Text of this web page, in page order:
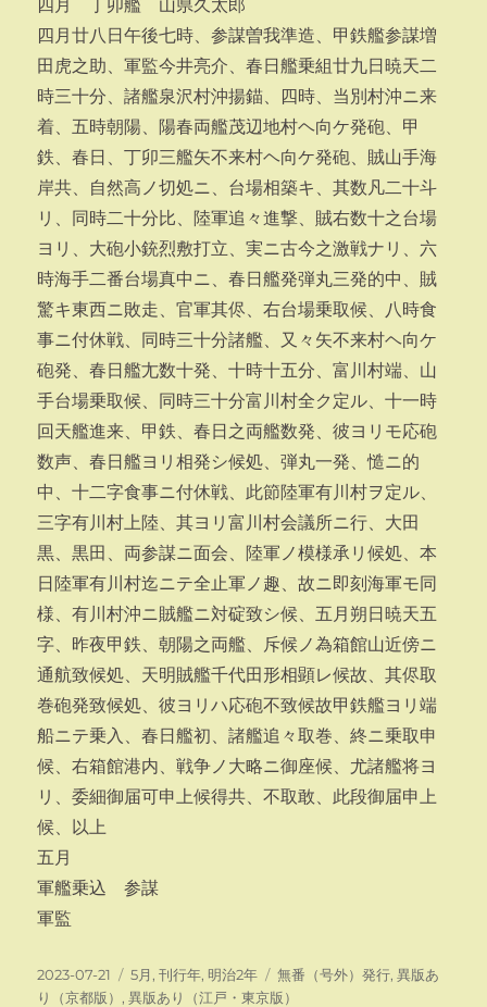
四月 丁卯艦 山県久太郎
四月廿八日午後七時、参謀曽我準造、甲鉄艦参謀増
田虎之助、軍監今井亮介、春日艦乗組廿九日暁天二
時三十分、諸艦泉沢村沖揚錨、四時、当別村沖ニ来
着、五時朝陽、陽春両艦茂辺地村ヘ向ケ発砲、甲
鉄、春日、丁卯三艦矢不来村ヘ向ケ発砲、賊山手海
岸共、自然高ノ切処ニ、台場相築キ、其数凡二十斗
リ、同時二十分比、陸軍追々進撃、賊右数十之台場
ヨリ、大砲小銃烈敷打立、実ニ古今之激戦ナリ、六
時海手二番台場真中ニ、春日艦発弾丸三発的中、賊
驚キ東西ニ敗走、官軍其侭、右台場乗取候、八時食
事ニ付休戦、同時三十分諸艦、又々矢不来村ヘ向ケ
砲発、春日艦尢数十発、十時十五分、富川村端、山
手台場乗取候、同時三十分富川村全ク定ル、十一時
回天艦進来、甲鉄、春日之両艦数発、彼ヨリモ応砲
数声、春日艦ヨリ相発シ候処、弾丸一発、慥ニ的
中、十二字食事ニ付休戦、此節陸軍有川村ヲ定ル、
三字有川村上陸、其ヨリ富川村会議所ニ行、大田
黒、黒田、両参謀ニ面会、陸軍ノ模様承リ候処、本
日陸軍有川村迄ニテ全止軍ノ趣、故ニ即刻海軍モ同
様、有川村沖ニ賊艦ニ対碇致シ候、五月朔日暁天五
字、昨夜甲鉄、朝陽之両艦、斥候ノ為箱館山近傍ニ
通航致候処、天明賊艦千代田形相顕レ候故、其侭取
巻砲発致候処、彼ヨリハ応砲不致候故甲鉄艦ヨリ端
船ニテ乗入、春日艦初、諸艦追々取巻、終ニ乗取申
候、右箱館港内、戦争ノ大略ニ御座候、尤諸艦将ヨ
リ、委細御届可申上候得共、不取敢、此段御届申上
候、以上
五月
軍艦乗込 参謀
軍監
投
稿
2023-07-21
カ
テ
5月 ,刊行年, 明治2年
タ
グ
無番（号外）発行,異版あ
り（京都版） ,異版あり（江戸・東京版）